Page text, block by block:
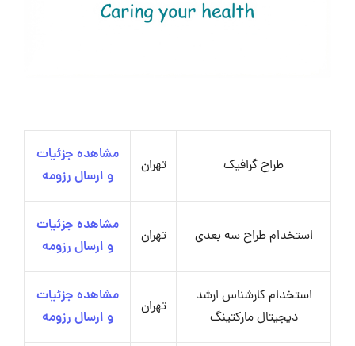
طراح گرافیک تهران
مشاهده جزئیات
و ارسال رزومه
استخدام طراح سه ‌بعدی تهران
مشاهده جزئیات
و ارسال رزومه
استخدام کارشناس ارشد
دیجیتال مارکتینگ
تهران
مشاهده جزئیات
و ارسال رزومه